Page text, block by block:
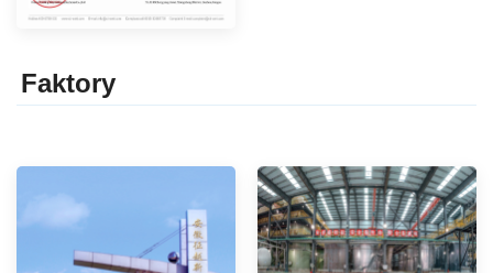
Faktory